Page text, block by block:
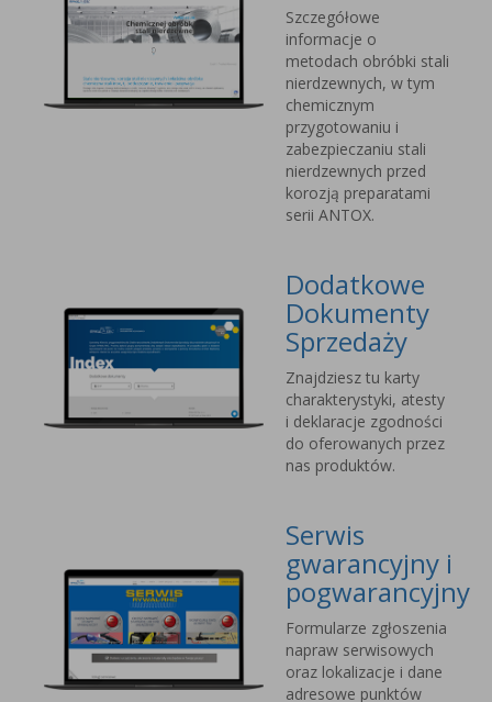
Szczegółowe
informacje o
metodach obróbki stali
nierdzewnych, w tym
chemicznym
przygotowaniu i
zabezpieczaniu stali
nierdzewnych przed
korozją preparatami
serii ANTOX.
Dodatkowe
Dokumenty
Sprzedaży
Znajdziesz tu karty
charakterystyki, atesty
i deklaracje zgodności
do oferowanych przez
nas produktów.
Serwis
gwarancyjny i
pogwarancyjny
Formularze zgłoszenia
napraw serwisowych
oraz lokalizacje i dane
adresowe punktów